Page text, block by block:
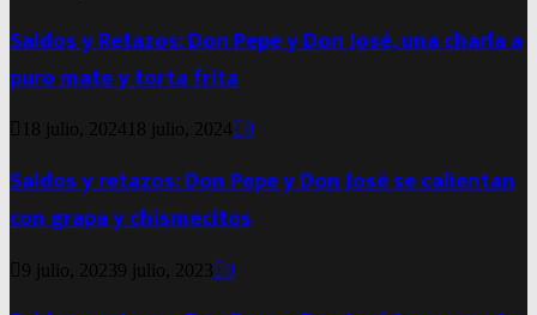
Saldos y Retazos: Don Pepe y Don José, una charla a
puro mate y torta frita
18 julio, 2024 18 julio, 2024 0
Saldos y retazos: Don Pepe y Don José se calientan
con grapa y chismecitos
9 julio, 20239 julio, 2023 0